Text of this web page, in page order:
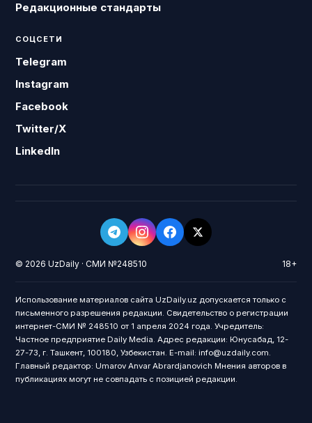
Редакционные стандарты
СОЦСЕТИ
Telegram
Instagram
Facebook
Twitter/X
LinkedIn
© 2026 UzDaily · СМИ №248510 18+
Использование материалов сайта UzDaily.uz допускается только с
письменного разрешения редакции. Свидетельство о регистрации
интернет-СМИ № 248510 от 1 апреля 2024 года. Учредитель:
Частное предприятие Daily Media. Адрес редакции: Юнусабад, 12-
27-73, г. Ташкент, 100180, Узбекистан. E-mail: info@uzdaily.com.
Главный редактор: Umarov Anvar Abrardjanovich Мнения авторов в
публикациях могут не совпадать с позицией редакции.